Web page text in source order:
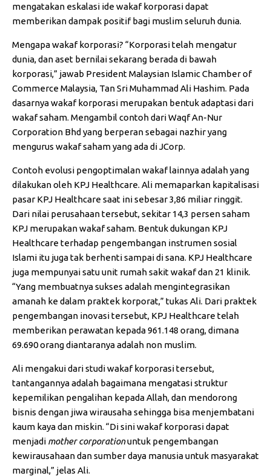
mengatakan eskalasi ide wakaf korporasi dapat
memberikan dampak positif bagi muslim seluruh dunia.
Mengapa wakaf korporasi? “Korporasi telah mengatur
dunia, dan aset bernilai sekarang berada di bawah
korporasi,” jawab President Malaysian Islamic Chamber of
Commerce Malaysia, Tan Sri Muhammad Ali Hashim. Pada
dasarnya wakaf korporasi merupakan bentuk adaptasi dari
wakaf saham. Mengambil contoh dari Waqf An-Nur
Corporation Bhd yang berperan sebagai nazhir yang
mengurus wakaf saham yang ada di JCorp.
Contoh evolusi pengoptimalan wakaf lainnya adalah yang
dilakukan oleh KPJ Healthcare. Ali memaparkan kapitalisasi
pasar KPJ Healthcare saat ini sebesar 3,86 miliar ringgit.
Dari nilai perusahaan tersebut, sekitar 14,3 persen saham
KPJ merupakan wakaf saham. Bentuk dukungan KPJ
Healthcare terhadap pengembangan instrumen sosial
Islami itu juga tak berhenti sampai di sana. KPJ Healthcare
juga mempunyai satu unit rumah sakit wakaf dan 21 klinik.
“Yang membuatnya sukses adalah mengintegrasikan
amanah ke dalam praktek korporat,” tukas Ali. Dari praktek
pengembangan inovasi tersebut, KPJ Healthcare telah
memberikan perawatan kepada 961.148 orang, dimana
69.690 orang diantaranya adalah non muslim.
Ali mengakui dari studi wakaf korporasi tersebut,
tantangannya adalah bagaimana mengatasi struktur
kepemilikan pengalihan kepada Allah, dan mendorong
bisnis dengan jiwa wirausaha sehingga bisa menjembatani
kaum kaya dan miskin. “Di sini wakaf korporasi dapat
menjadi mother corporationuntuk pengembangan
kewirausahaan dan sumber daya manusia untuk masyarakat
marginal,” jelas Ali.